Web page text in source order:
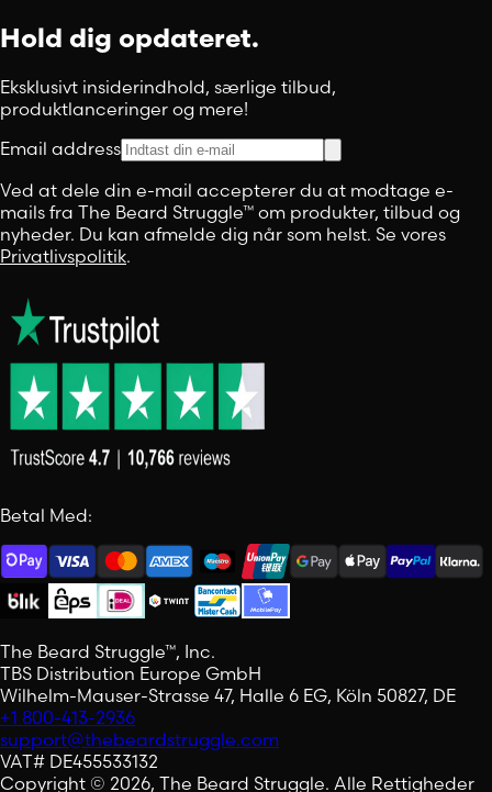
Hold dig opdateret.
Eksklusivt insiderindhold, særlige tilbud,
produktlanceringer og mere!
Email address
Ved at dele din e-mail accepterer du at modtage e-
mails fra The Beard Struggle™ om produkter, tilbud og
nyheder. Du kan afmelde dig når som helst. Se vores
Privatlivspolitik.
Betal Med:
The Beard Struggle™, Inc.
TBS Distribution Europe GmbH
Wilhelm-Mauser-Strasse 47, Halle 6 EG, Köln 50827, DE
+1 800-413-2936
support@thebeardstruggle.com
VAT# DE455533132
Copyright © 2026, The Beard Struggle. Alle Rettigheder